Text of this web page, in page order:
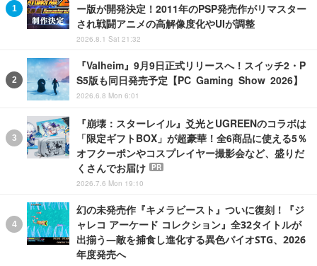
ー版が開発決定！2011年のPSP発売作がリマスター
され戦闘アニメの高解像度化やUIが調整
2026.8.1 Sat 21:32
『Valheim』9月9日正式リリースへ！スイッチ2・P
S5版も同日発売予定【PC Gaming Show 2026】
2026.6.8 Mon 6:01
『崩壊：スターレイル』爻光とUGREENのコラボは
「限定ギフトBOX」が超豪華！全6商品に使える5％
オフクーポンやコスプレイヤー撮影会など、盛りだ
くさんでお届け
PR
2026.7.6 Mon 19:10
幻の未発売作『キメラビースト』ついに復刻！『ジ
ャレコ アーケード コレクション』全32タイトルが
出揃う―敵を捕食し進化する異色バイオSTG、2026
年度発売へ